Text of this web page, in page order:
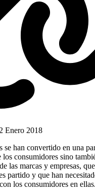
Enero 2018
se han convertido en una
consumidores sino
las marcas y empresas,
partido y que han
los consumidores en ellas.